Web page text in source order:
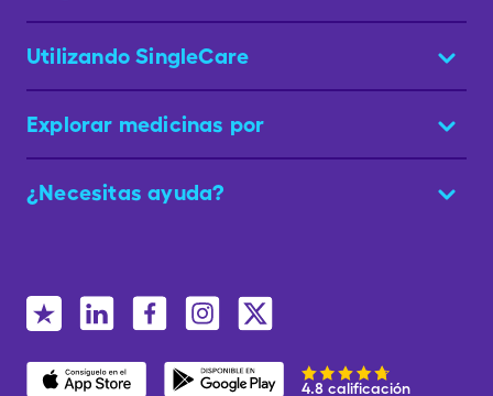
Utilizando SingleCare
Explorar medicinas por
¿Necesitas ayuda?
4.8 calificación